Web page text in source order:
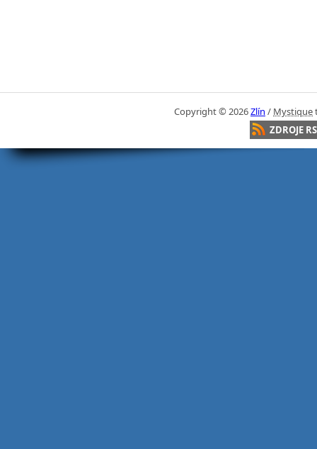
Copyright © 2026Zlín / Mystique
ZDROJE